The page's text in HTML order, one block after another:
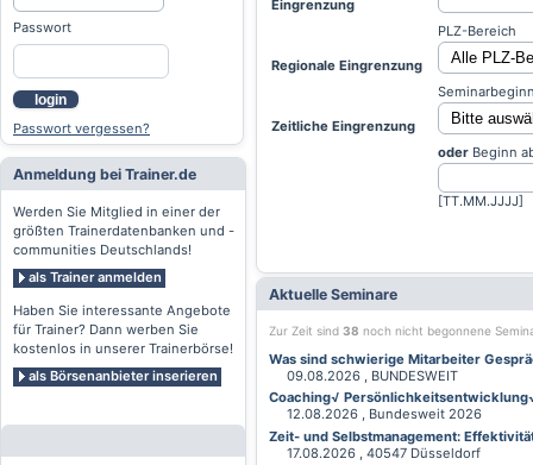
Passwort
login
Passwort vergessen?
Anmeldung bei Trainer.de
Werden Sie Mitglied in einer der
größten Trainerdatenbanken und -
communities Deutschlands!
als Trainer anmelden
Haben Sie interessante Angebote
für Trainer? Dann werben Sie
kostenlos in unserer Trainerbörse!
als Börsenanbieter inserieren
Eingrenzung
Regionale Eingrenzung
PLZ-Bereich
Zeitliche Eingrenzung
oder Beginn
[TT.MM.JJJJ]
Aktuelle Seminare
Zur Zeit sind 38 noch nicht begonnene
Was sind schwierige Mitarbeiter
09.08.2026 , BUNDESWEIT
Coaching√
12.08.2026 , Bundesweit 2026
Zeit- und Selbstmanagement:
17.08.2026 , 40547 Düsseldorf